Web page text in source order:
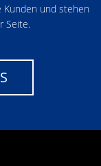
Kunden und stehen
Seite.